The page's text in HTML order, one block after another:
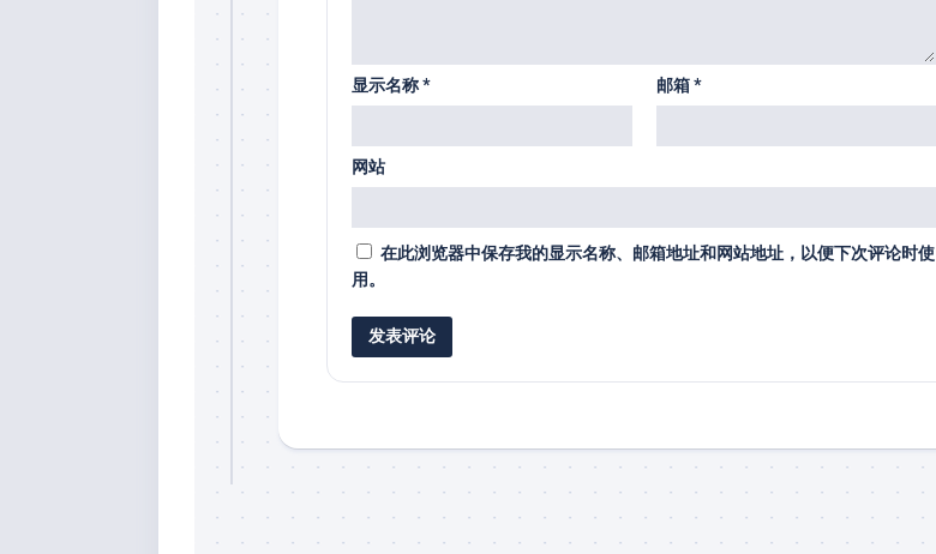
显示名称* 邮箱*
网站
在此浏览器中保存我的显示名称、邮箱地址和网站地址，以便下次评论时使
用。